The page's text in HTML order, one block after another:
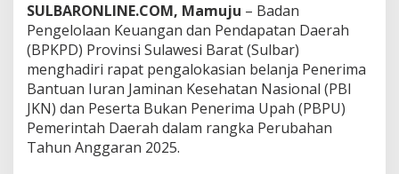
a
n
,
P
K
P
D
S
u
SULBARONLINE.COM, Mamuju – Badan
Pengelolaan Keuangan dan Pendapatan Daerah
(BPKPD) Provinsi Sulawesi Barat (Sulbar)
menghadiri rapat pengalokasian belanja Penerima
Bantuan Iuran Jaminan Kesehatan Nasional (PBI
JKN) dan Peserta Bukan Penerima Upah (PBPU)
Pemerintah Daerah dalam rangka Perubahan
Tahun Anggaran 2025.